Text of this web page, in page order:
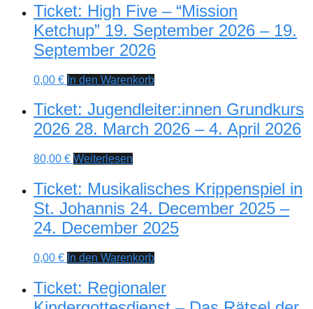
2026
Menge
Ticket: High Five – “Mission
Ketchup” 19. September 2026 – 19.
September 2026
0,00 € In den Warenkorb
Ticket: Jugendleiter:innen Grundkurs
2026 28. March 2026 – 4. April 2026
80,00 € Weiterlesen
Ticket: Musikalisches Krippenspiel in
St. Johannis 24. December 2025 –
24. December 2025
0,00 € In den Warenkorb
Ticket: Regionaler